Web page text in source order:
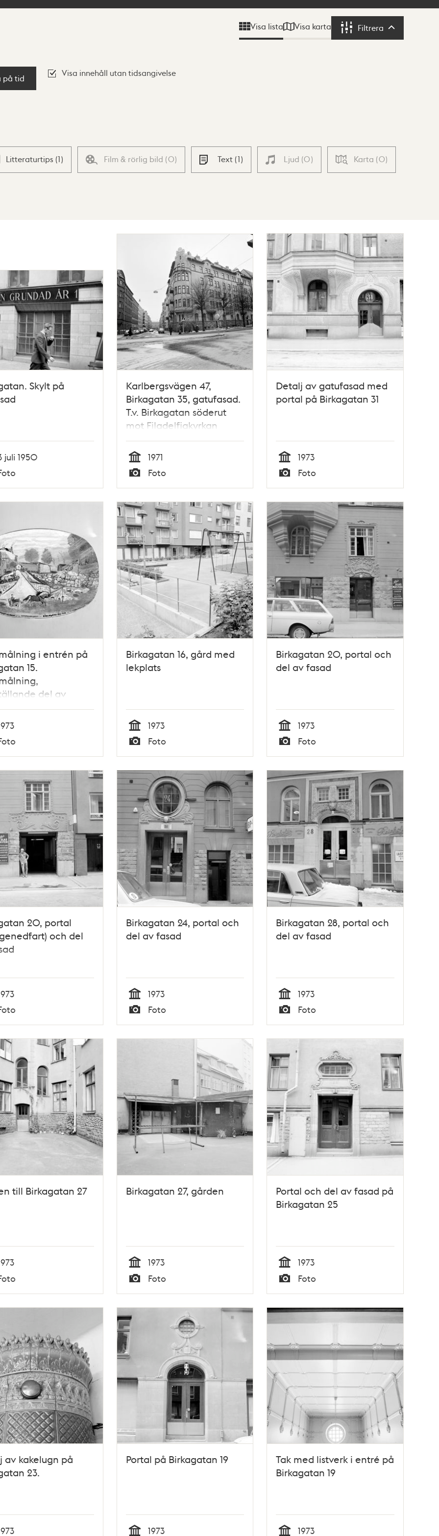
Visa lista Visa karta Filtrera Filtrera
på tid
Visa innehåll utan tidsangivelse
Litteraturtips (1) Film & rörlig bild (0) Text (1) Ljud (0) Karta (0)
Skylt på
juli 1950
Karlbergsvägen 47,
Birkagatan 35, gatufasad.
T.v. Birkagatan söderut
mot Filadelfiakyrkan
Tid
1971
Typ
Foto
Detalj av gatufasad med
portal på Birkagatan 31
Tid
1973
Typ
Foto
i entrén på
15.
del av
år 1902.
Sörmlandsfrasse
Birkagatan 16, gård med
lekplats
Tid
1973
Typ
Foto
Birkagatan 20, portal och
del av fasad
Tid
1973
Typ
Foto
20, portal
och del
Birkagatan 24, portal och
del av fasad
Tid
1973
Typ
Foto
Birkagatan 28, portal och
del av fasad
Tid
1973
Typ
Foto
till Birkagatan 27 Birkagatan 27, gården
Tid
1973
Foto
Portal och del av fasad på
Birkagatan 25
Tid
1973
Foto
av kakelugn på
23.
Portal på Birkagatan 19
1973
Tak med listverk i entré på
Birkagatan 19
1973